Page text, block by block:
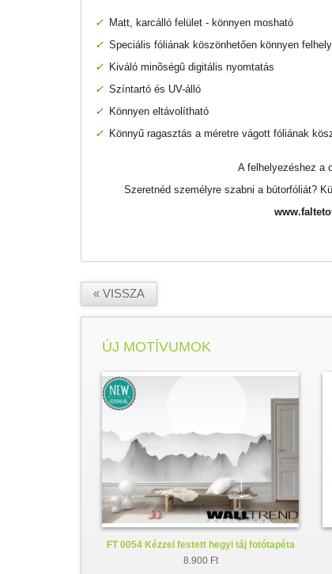
✓ Matt, karcálló felület - könnyen mosható
✓ Speciális fóliának köszönhetően könnyen
✓ Kiváló minõségû digitális nyomtatás
✓ Színtartó és UV-álló
✓ Könnyen eltávolítható
✓ Könnyű ragasztás a méretre vágott fóliának
A felhelyezéshez
Szeretnéd személyre szabni a bútorfóliát?
« VISSZA
ÚJ MOTÍVUMOK
FT 0054 Kézzel festett hegyi táj fotótapéta
8.900 Ft